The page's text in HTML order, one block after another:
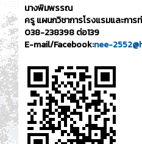
นางพิมพรรณ
ครู แผนกวิชาการโรงแรมและการ
038-238398 ต่อ139
E-mail/Facebook:nee-